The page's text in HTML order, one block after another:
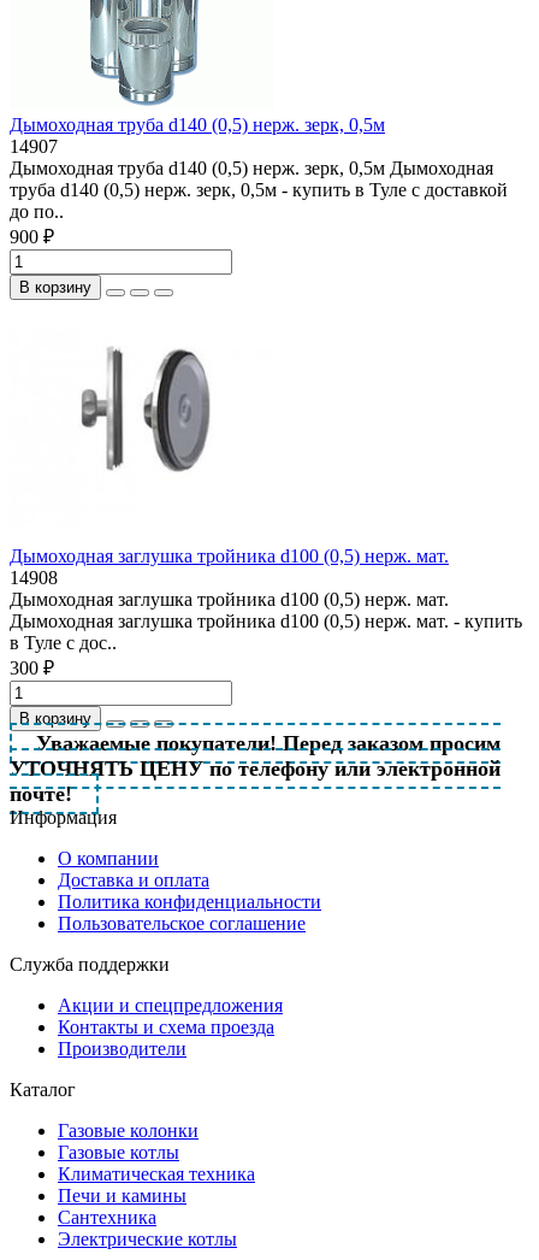
Дымоходная труба d140 (0,5) нерж. зерк, 0,5м
14907
Дымоходная труба d140 (0,5) нерж. зерк, 0,5м Дымоходная
труба d140 (0,5) нерж. зерк, 0,5м - купить в Туле с доставкой
до по..
900 ₽
В корзину
Дымоходная заглушка тройника d100 (0,5) нерж. мат.
14908
Дымоходная заглушка тройника d100 (0,5) нерж. мат.
Дымоходная заглушка тройника d100 (0,5) нерж. мат. - купить
в Туле с дос..
300 ₽
В корзину
Уважаемые покупатели! Перед заказом просим
УТОЧНЯТЬ ЦЕНУ по телефону или электронной
почте!
Информация
О компании
Доставка и оплата
Политика конфиденциальности
Пользовательское соглашение
Служба поддержки
Акции и спецпредложения
Контакты и схема проезда
Производители
Каталог
Газовые колонки
Газовые котлы
Климатическая техника
Печи и камины
Сантехника
Электрические котлы